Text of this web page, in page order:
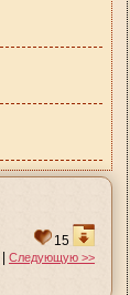
15
| Следующую >>